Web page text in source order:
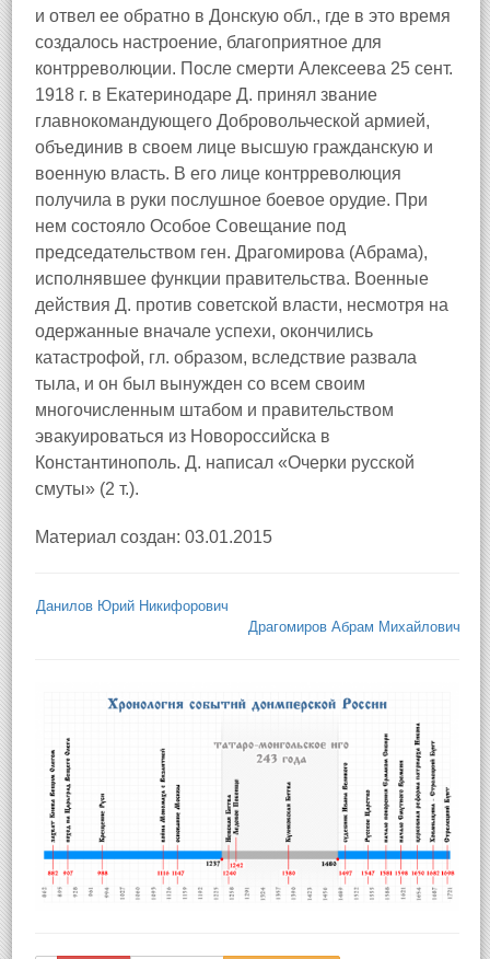
и отвел ее обратно в Донскую обл., где в это время
создалось настроение, благоприятное для
контрреволюции. После смерти Алексеева 25 сент.
1918 г. в Екатеринодаре Д. принял звание
главнокомандующего Добровольческой армией,
объединив в своем лице высшую гражданскую и
военную власть. В его лице контрреволюция
получила в руки послушное боевое орудие. При
нем состояло Особое Совещание под
председательством ген. Драгомирова (Абрама),
исполнявшее функции правительства. Военные
действия Д. против советской власти, несмотря на
одержанные вначале успехи, окончились
катастрофой, гл. образом, вследствие развала
тыла, и он был вынужден со всем своим
многочисленным штабом и правительством
эвакуироваться из Новороссийска в
Константинополь. Д. написал «Очерки русской
смуты» (2 т.).
Материал создан: 03.01.2015
Данилов Юрий Никифорович
Драгомиров Абрам Михайлович